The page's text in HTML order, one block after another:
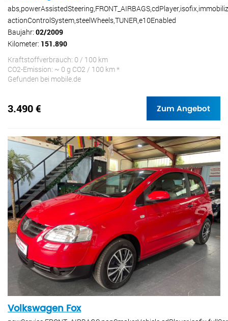
actionControlSystem,steelWheels,TUNER,e10Enabled
Baujahr: 02/2009
Kilometer: 151.890
Kraftstoffverbrauch: 0 / 100 km
CO2-Emission: ~ 0 g CO2 / 100 km *
Gefunden bei mobile.de
3.490 € Zum Angebot
Volkswagen Fox